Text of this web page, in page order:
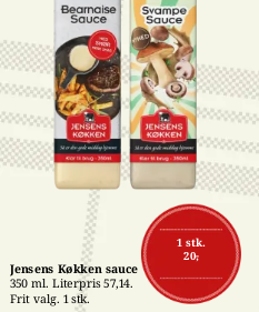
1 stk.
20,-
Jensens Køkken sauce
350 ml. Literpris 57,14.
Frit valg. 1 stk.